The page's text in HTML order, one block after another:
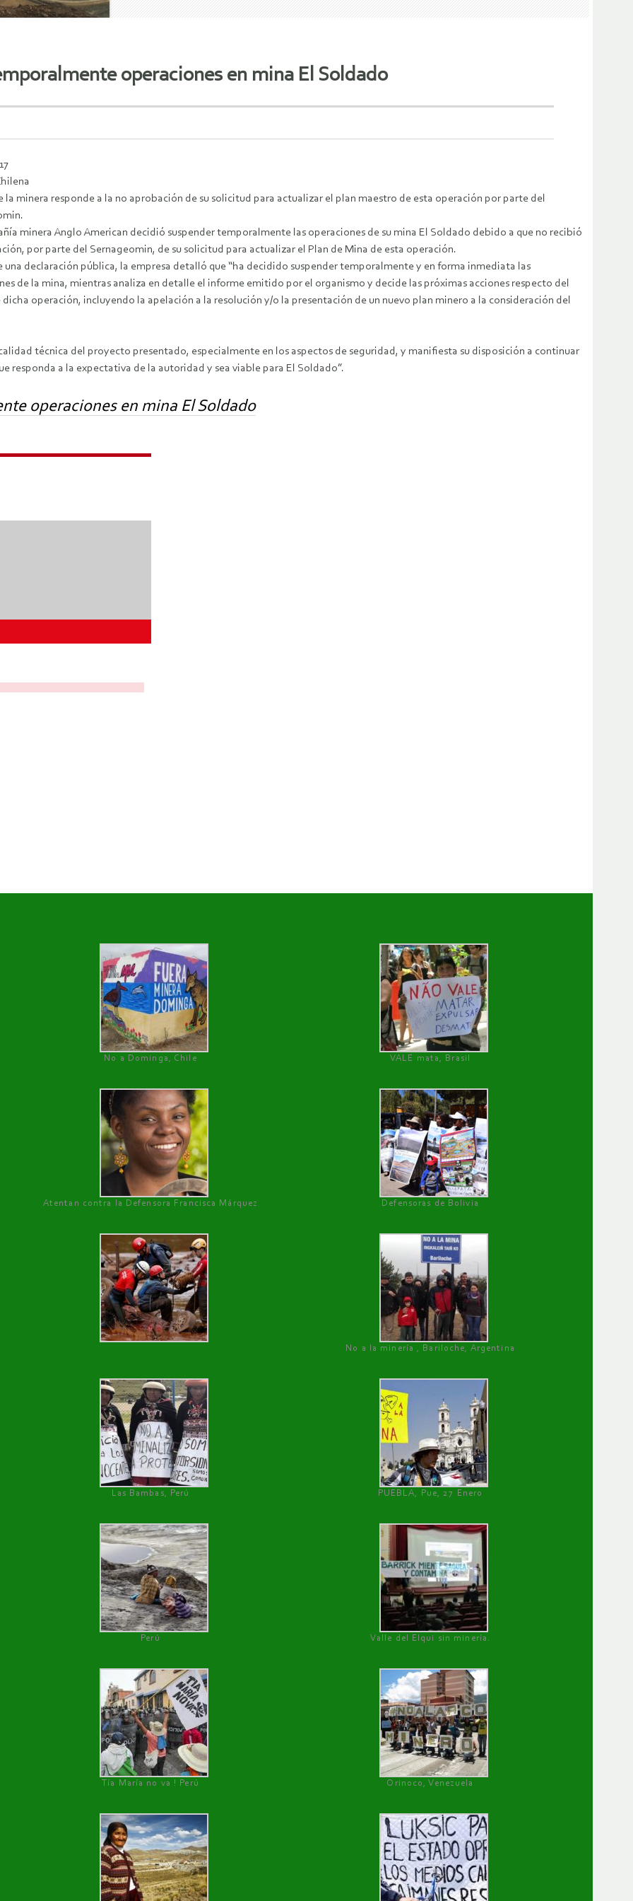
operaciones en mina El Soldado
la minera responde a la no aprobación de su solicitud para actualizar el plan maestro de esta operación por parte del
minera Anglo American decidió suspender temporalmente las operaciones de su mina El Soldado debido a que no recibió
por parte del Sernageomin, de su solicitud para actualizar el Plan de Mina de esta operación.
una declaración pública, la empresa detalló que “ha decidido suspender temporalmente y en forma inmediata las
de la mina, mientras analiza en detalle el informe emitido por el organismo y decide las próximas acciones respecto del
operación, incluyendo la apelación a la resolución y/o la presentación de un nuevo plan minero a la consideración del
técnica del proyecto presentado, especialmente en los aspectos de seguridad, y manifiesta su disposición a continuar
responda a la expectativa de la autoridad y sea viable para El Soldado”.
operaciones en mina El Soldado
No a Dominga, Chile
VALE mata, Brasil
Atentan contra la Defensora Francisca Márquez Defensoras de Bolivia
No a la minería , Bariloche, Argentina
Las Bambas, Perú PUEBLA, Pue, 27 Enero
Perú Valle del Elqui sin minería.
Tía María no va ! Perú Orinoco, Venezuela